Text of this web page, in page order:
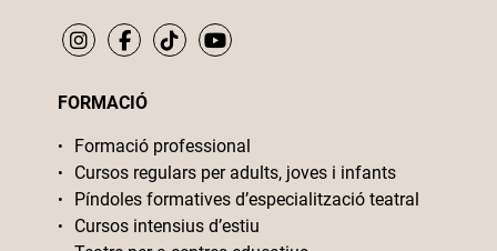
FORMACIÓ
Formació professional
Cursos regulars per adults, joves i infants
Píndoles formatives d’especialització teatral
Cursos intensius d’estiu